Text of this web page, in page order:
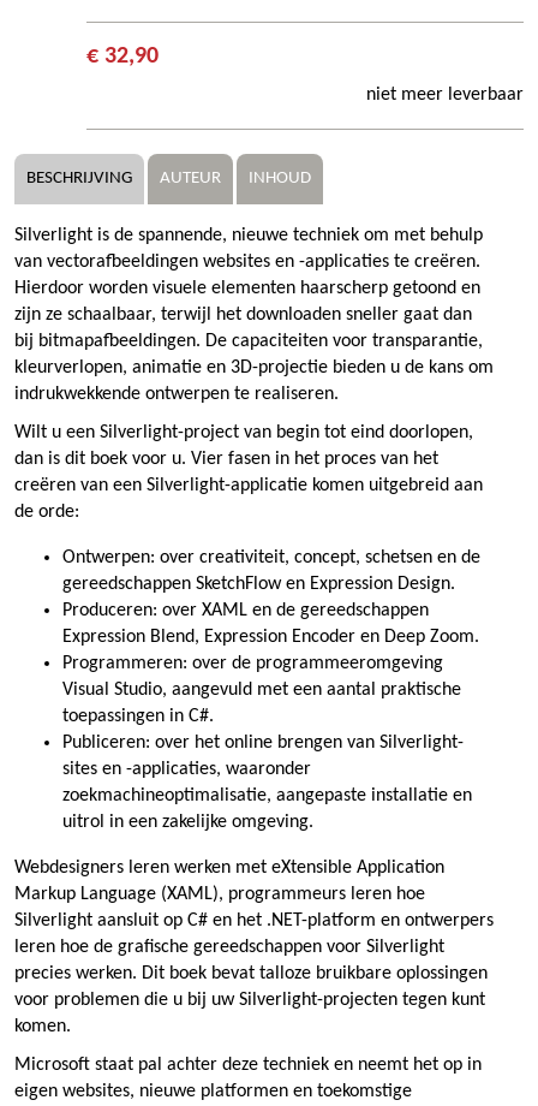
€ 32,90
niet meer leverbaar
BESCHRIJVING AUTEUR INHOUD
Silverlight is de spannende, nieuwe techniek om met behulp
van vectorafbeeldingen websites en -applicaties te creëren.
Hierdoor worden visuele elementen haarscherp getoond en
zijn ze schaalbaar, terwijl het downloaden sneller gaat dan
bij bitmapafbeeldingen. De capaciteiten voor transparantie,
kleurverlopen, animatie en 3D-projectie bieden u de kans om
indrukwekkende ontwerpen te realiseren.
Wilt u een Silverlight-project van begin tot eind doorlopen,
dan is dit boek voor u. Vier fasen in het proces van het
creëren van een Silverlight-applicatie komen uitgebreid aan
de orde:
Ontwerpen: over creativiteit, concept, schetsen en de
gereedschappen SketchFlow en Expression Design.
Produceren: over XAML en de gereedschappen
Expression Blend, Expression Encoder en Deep Zoom.
Programmeren: over de programmeeromgeving
Visual Studio, aangevuld met een aantal praktische
toepassingen in C#.
Publiceren: over het online brengen van Silverlight-
sites en -applicaties, waaronder
zoekmachineoptimalisatie, aangepaste installatie en
uitrol in een zakelijke omgeving.
Webdesigners leren werken met eXtensible Application
Markup Language (XAML), programmeurs leren hoe
Silverlight aansluit op C# en het .NET-platform en ontwerpers
leren hoe de grafische gereedschappen voor Silverlight
precies werken. Dit boek bevat talloze bruikbare oplossingen
voor problemen die u bij uw Silverlight-projecten tegen kunt
komen.
Microsoft staat pal achter deze techniek en neemt het op in
eigen websites, nieuwe platformen en toekomstige